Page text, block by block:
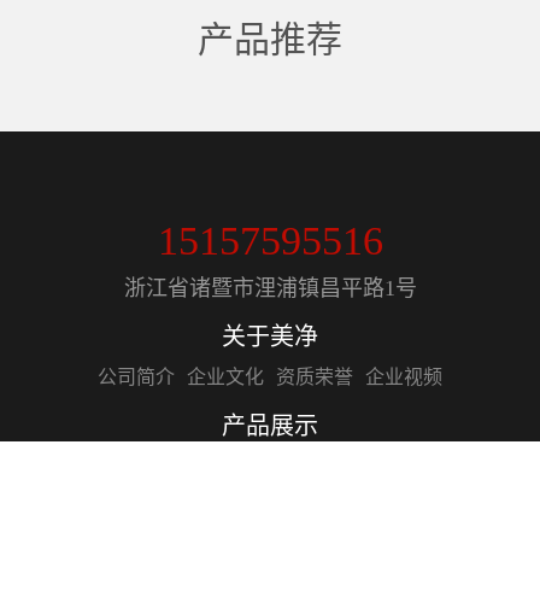
产品推荐
15157595516
浙江省诸暨市浬浦镇昌平路1号
关于美净
公司简介 企业文化 资质荣誉 企业视频
产品展示